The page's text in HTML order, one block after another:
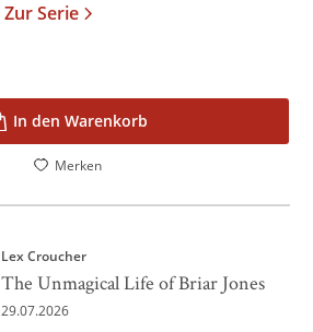
Zur Serie
In den Warenkorb
Merken
Lex Croucher
The Unmagical Life of Briar Jones
29.07.2026